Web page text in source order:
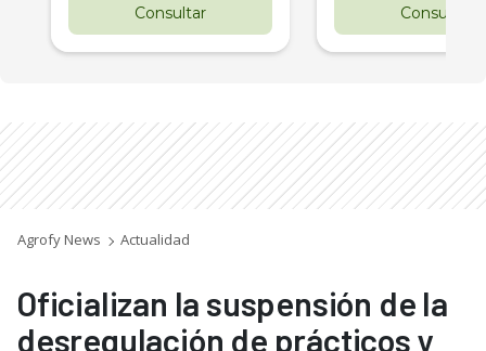
Consultar Consultar
Agrofy News Actualidad
Oficializan la suspensión de la
desregulación de prácticos y